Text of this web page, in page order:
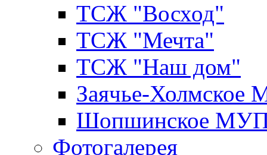
ТСЖ "Восход"
ТСЖ "Мечта"
ТСЖ "Наш дом"
Заячье-
Шопшинское
Фотогалерея